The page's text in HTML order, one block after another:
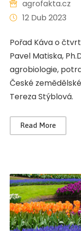
agrofakta.cz
12 Dub 2023
Pořad Káva o
Pavel Matiska,
agrobiologie,
České
Tereza Stýblová.
Read More